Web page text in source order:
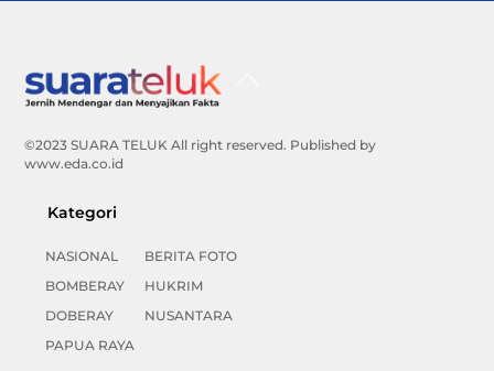
©2023 SUARA TELUK All right reserved. Published by
www.eda.co.id
Kategori
NASIONAL
BOMBERAY
DOBERAY
PAPUA RAYA
BERITA FOTO
HUKRIM
NUSANTARA